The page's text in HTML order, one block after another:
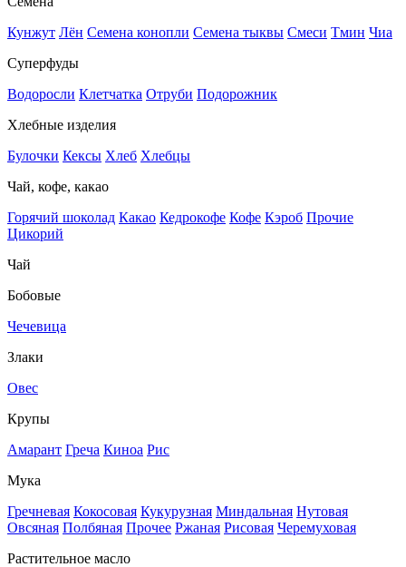
Кунжут Лён Семена конопли Семена тыквы Смеси Тмин Чиа
Суперфуды
Водоросли Клетчатка Отруби Подорожник
Хлебные изделия
Булочки Кексы Хлеб Хлебцы
Чай, кофе, какао
Горячий шоколад Какао Кедрокофе Кофе Кэроб Прочие
Цикорий
Чай
Бобовые
Чечевица
Злаки
Овес
Крупы
Амарант Греча Киноа Рис
Мука
Гречневая Кокосовая Кукурузная Миндальная Нутовая
Овсяная Полбяная Прочее Ржаная Рисовая Черемуховая
Растительное масло